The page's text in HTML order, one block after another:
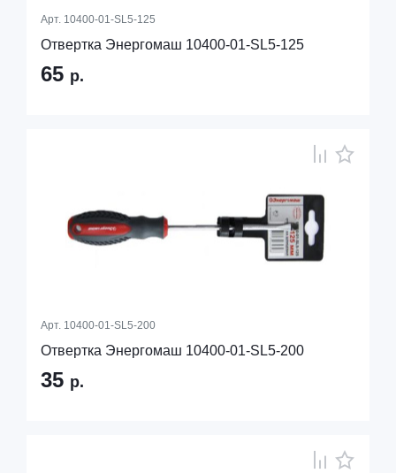
Арт. 10400-01-SL5-125
Отвертка Энергомаш 10400-01-SL5-125
65 р.
Арт. 10400-01-SL5-200
Отвертка Энергомаш 10400-01-SL5-200
35 р.